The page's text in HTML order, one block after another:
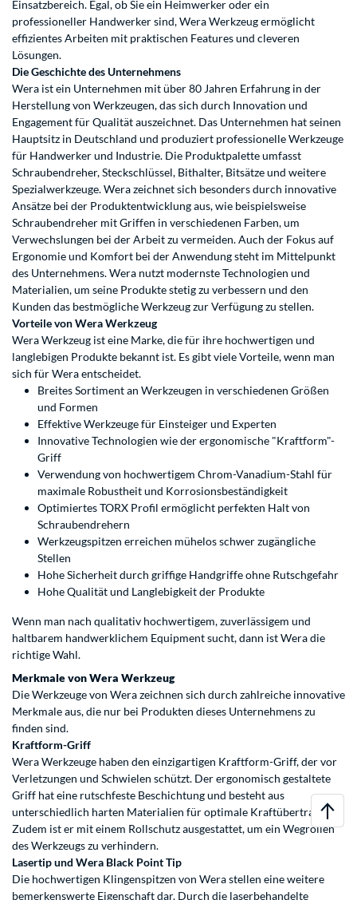
Einsatzbereich. Egal, ob Sie ein Heimwerker oder ein
professioneller Handwerker sind, Wera Werkzeug ermöglicht
effizientes Arbeiten mit praktischen Features und cleveren
Lösungen.
Die Geschichte des Unternehmens
Wera ist ein Unternehmen mit über 80 Jahren Erfahrung in der
Herstellung von Werkzeugen, das sich durch Innovation und
Engagement für Qualität auszeichnet. Das Unternehmen hat seinen
Hauptsitz in Deutschland und produziert professionelle Werkzeuge
für Handwerker und Industrie. Die Produktpalette umfasst
Schraubendreher, Steckschlüssel, Bithalter, Bitsätze und weitere
Spezialwerkzeuge. Wera zeichnet sich besonders durch innovative
Ansätze bei der Produktentwicklung aus, wie beispielsweise
Schraubendreher mit Griffen in verschiedenen Farben, um
Verwechslungen bei der Arbeit zu vermeiden. Auch der Fokus auf
Ergonomie und Komfort bei der Anwendung steht im Mittelpunkt
des Unternehmens. Wera nutzt modernste Technologien und
Materialien, um seine Produkte stetig zu verbessern und den
Kunden das bestmögliche Werkzeug zur Verfügung zu stellen.
Vorteile von Wera Werkzeug
Wera Werkzeug ist eine Marke, die für ihre hochwertigen und
langlebigen Produkte bekannt ist. Es gibt viele Vorteile, wenn man
sich für Wera entscheidet.
Breites Sortiment an Werkzeugen in verschiedenen Größen
und Formen
Effektive Werkzeuge für Einsteiger und Experten
Innovative Technologien wie der ergonomische "Kraftform"-
Griff
Verwendung von hochwertigem Chrom-Vanadium-Stahl für
maximale Robustheit und Korrosionsbeständigkeit
Optimiertes TORX Profil ermöglicht perfekten Halt von
Schraubendrehern
Werkzeugspitzen erreichen mühelos schwer zugängliche
Stellen
Hohe Sicherheit durch griffige Handgriffe ohne Rutschgefahr
Hohe Qualität und Langlebigkeit der Produkte
Wenn man nach qualitativ hochwertigem, zuverlässigem und
haltbarem handwerklichem Equipment sucht, dann ist Wera die
richtige Wahl.
Merkmale von Wera Werkzeug
Die Werkzeuge von Wera zeichnen sich durch zahlreiche innovative
Merkmale aus, die nur bei Produkten dieses Unternehmens zu
finden sind.
Kraftform-Griff
Wera Werkzeuge haben den einzigartigen Kraftform-Griff, der vor
Verletzungen und Schwielen schützt. Der ergonomisch gestaltete
Griff hat eine rutschfeste Beschichtung und besteht aus
unterschiedlich harten Materialien für optimale Kraftübertragung.
Zudem ist er mit einem Rollschutz ausgestattet, um ein Wegrollen
des Werkzeugs zu verhindern.
Lasertip und Wera Black Point Tip
Die hochwertigen Klingenspitzen von Wera stellen eine weitere
bemerkenswerte Eigenschaft dar. Durch die laserbehandelte